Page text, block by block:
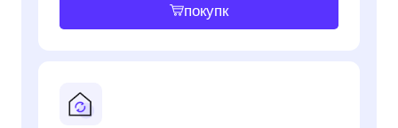
покупк